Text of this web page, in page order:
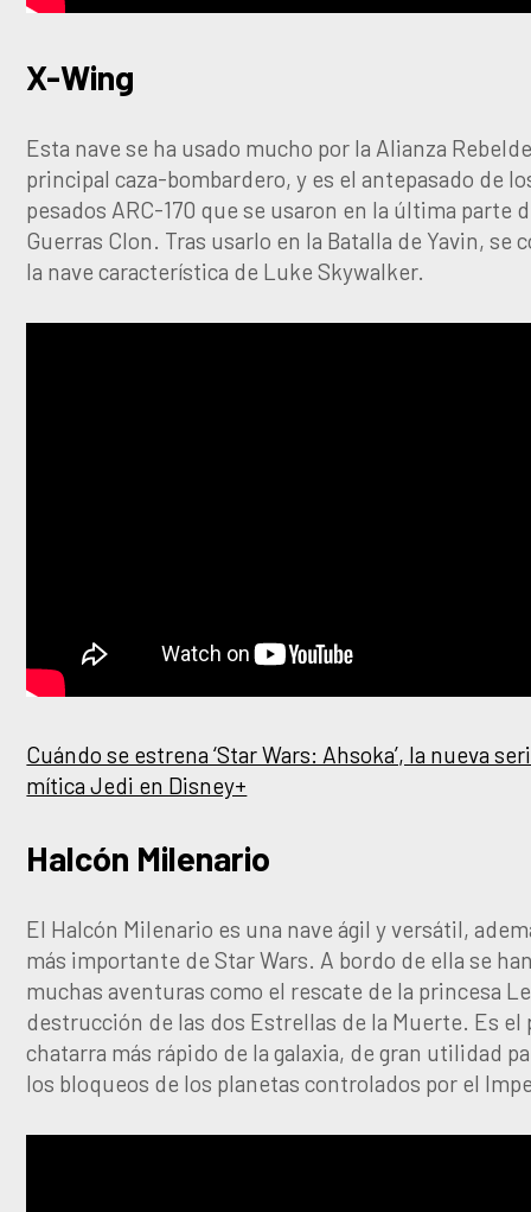
X-Wing
Esta nave se ha usado mucho por la Alianza
principal caza-bombardero, y es el antepasado de
pesados ARC-170 que se usaron en la última parte
Guerras Clon. Tras usarlo en la Batalla de Yavin, se
la nave característica de Luke Skywalker.
Cuándo se estrena ‘Star Wars: Ahsoka’, la nueva
mítica Jedi en Disney+
Halcón Milenario
El Halcón Milenario es una nave ágil y versátil,
más importante de Star Wars. A bordo de ella se
muchas aventuras como el rescate de la princesa
destrucción de las dos Estrellas de la Muerte. Es el
chatarra más rápido de la galaxia, de gran utilidad
los bloqueos de los planetas controlados por el